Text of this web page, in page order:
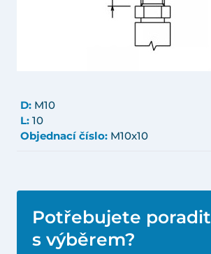
D: M10
L: 10
Objednací číslo: M10x10
Potřebujete poradit
s výběrem?